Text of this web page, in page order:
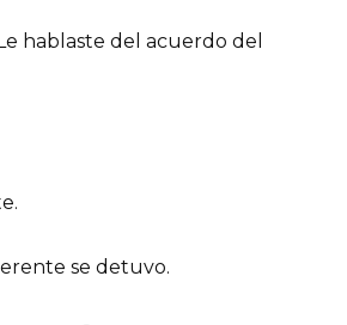
hablaste del acuerdo del
se detuvo.